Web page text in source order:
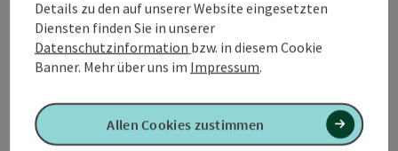
PDF erstellen In der Nähe
powered byTOURDATA
Details zu den auf unserer Website eingesetzten
Diensten finden Sie in unserer
Datenschutzinformation bzw. in diesem Cookie
Banner. Mehr über uns im Impressum.
Allen Cookies zustimmen